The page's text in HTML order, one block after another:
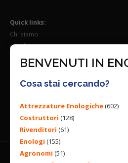
BENVENUTI IN
Cosa stai cercando?
Attrezzature Enologiche(602)
Costruttori (128)
Rivenditori (61)
Enologi (155)
Agronomi (51)
Quick links:
Chi siamo
Condizioni Generali
Lavora con noi
Seguici su: